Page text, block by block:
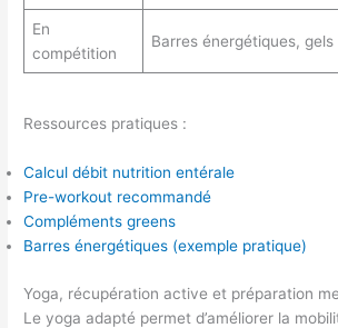
En
compétition
Barres énergétiques, gels
Ressources pratiques :
Calcul débit nutrition entérale
Pre-workout recommandé
Compléments greens
Barres énergétiques (exemple pratique)
Yoga, récupération active et préparation
Le yoga adapté permet d’améliorer la